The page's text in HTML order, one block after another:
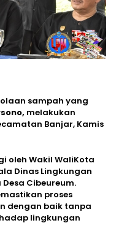
sampah yang
melakukan
Banjar, Kamis
oleh Wakil WaliKota
Dinas Lingkungan
Cibeureum.
proses
dengan baik tanpa
lingkungan